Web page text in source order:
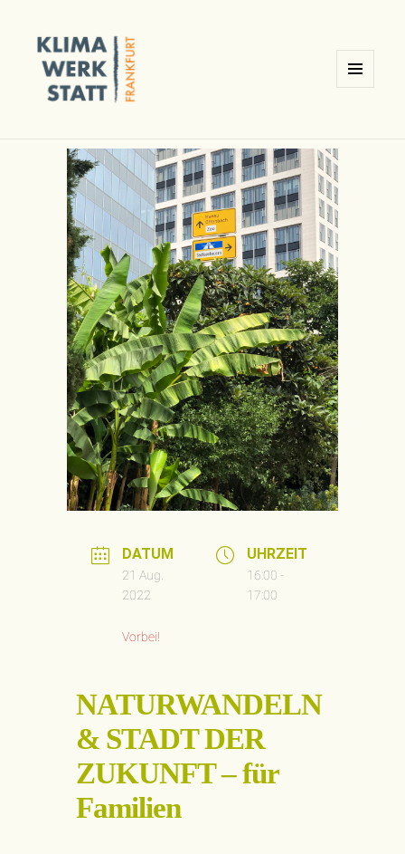
Frankfurt am Main
DATUM
21 Aug.
2022
Vorbei!
UHRZEIT
16:00 -
17:00
NATURWANDELN
& STADT DER
ZUKUNFT – für
Familien